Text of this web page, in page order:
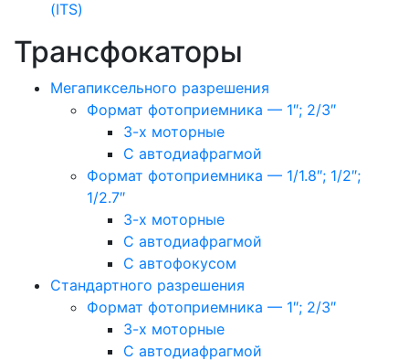
(ITS)
Трансфокаторы
Мегапиксельного разрешения
Формат фотоприемника — 1″; 2/3″
3-х моторные
С автодиафрагмой
Формат фотоприемника — 1/1.8″; 1/2″;
1/2.7″
3-х моторные
С автодиафрагмой
С автофокусом
Стандартного разрешения
Формат фотоприемника — 1″; 2/3″
3-х моторные
С автодиафрагмой